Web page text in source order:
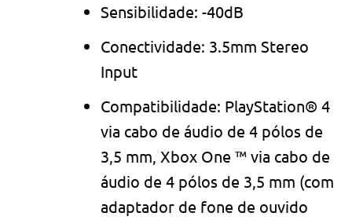
Sensibilidade: -40dB
Conectividade: 3.5mm Stereo
Input
Compatibilidade: PlayStation® 4
via cabo de áudio de 4 pólos de
3,5 mm, Xbox One ™ via cabo de
áudio de 4 pólos de 3,5 mm (com
adaptador de fone de ouvido